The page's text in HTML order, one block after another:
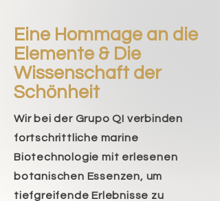
Eine Hommage an die
Elemente & Die
Wissenschaft der
Schönheit
Wir bei der Grupo QI verbinden
fortschrittliche marine
Biotechnologie mit erlesenen
botanischen Essenzen, um
tiefgreifende Erlebnisse zu